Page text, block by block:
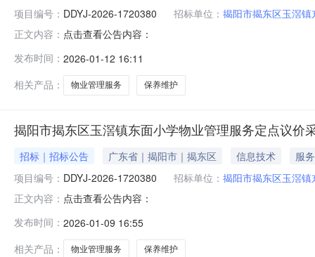
项目编号： DDYJ-2026-1720380 招标单位： 揭阳市揭东区玉滘镇
正文内容： 点击查看公告内容：
发布时间： 2026-01-12 16:11
相关产品：
物业管理服务 保养维护
揭阳市揭东区玉滘镇东面小学物业管理服务定点议价
招标｜招标公告 广东省｜揭阳市｜揭东区 信息技术
服务
项目编号： DDYJ-2026-1720380 招标单位： 揭阳市揭东区玉滘镇
正文内容： 点击查看公告内容：
发布时间： 2026-01-09 16:55
相关产品：
物业管理服务 保养维护